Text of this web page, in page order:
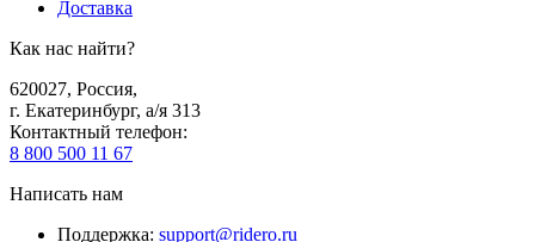
Доставка
Как нас найти?
620027, Россия,
г. Екатеринбург, а/я 313
Контактный телефон:
8 800 500 11 67
Написать нам
Поддержка: support@ridero.ru